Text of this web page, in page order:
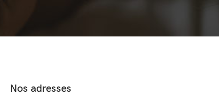
Nos adresses